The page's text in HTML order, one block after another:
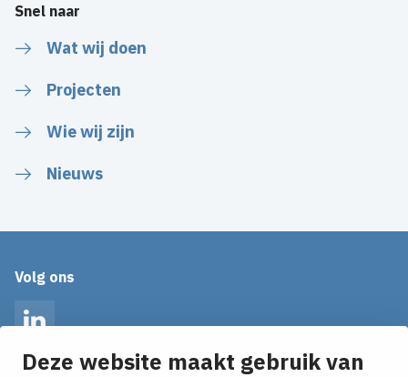
Deze website maakt gebruik van
Snel naar
Wat wij doen
Projecten
Wie wij zijn
Nieuws
Volg ons